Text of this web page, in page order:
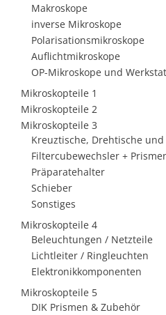
Makroskope
inverse Mikroskope
Polarisationsmikroskope
Auflichtmikroskope
OP-Mikroskope und
Mikroskopteile 1
Mikroskopteile 2
Mikroskopteile 3
Kreuztische, Drehtische
Filtercubewechsler +
Präparatehalter
Schieber
Sonstiges
Mikroskopteile 4
Beleuchtungen / Netzteile
Lichtleiter / Ringleuchten
Elektronikkomponenten
Mikroskopteile 5
DIK Prismen & Zubehör